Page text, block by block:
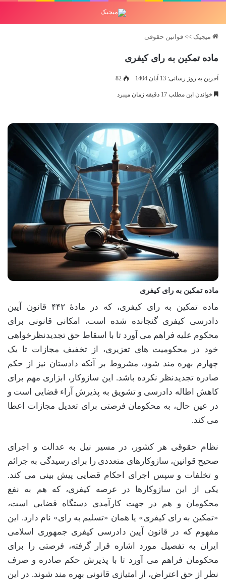
میجیک >> قوانین حقوقی
ماده تمکین به رای کیفری
آخرین به روز رسانی: 13 آبان 1404 82
خواندن این مطلب 17 دقیقه زمان میبرد
ماده تمکین به رای کیفری
ماده تمکین به رای کیفری، که در مادۀ ۴۴۲ قانون آیین
دادرسی کیفری گنجانده شده است، امکانی قانونی برای
محکوم علیه فراهم می آورد تا با اسقاط حق تجدیدنظرخواهی
خود در محکومیت های تعزیری، از تخفیف مجازات تا یک
چهارم بهره مند شود، مشروط بر آنکه دادستان نیز از حکم
صادره تجدیدنظر نکرده باشد. این سازوکار، ابزاری مهم برای
کاهش اطاله دادرسی و تشویق به پذیرش آراء قضایی است و
در عین حال، به محکومان فرصتی برای تعدیل مجازات اعطا
می کند.
نظام حقوقی هر کشور، در مسیر نیل به عدالت و اجرای
صحیح قوانین، سازوکارهای متعددی را برای رسیدگی به جرائم
و تخلفات و سپس اجرای احکام قضایی پیش بینی می کند.
یکی از این سازوکارها در عرصه کیفری، که هم به نفع
محکومان و هم در جهت کارآمدی دستگاه قضایی است،
«تمکین به رای کیفری» یا همان «تسلیم به رای» نام دارد. این
مفهوم که در قانون آیین دادرسی کیفری جمهوری اسلامی
ایران به تفصیل مورد اشاره قرار گرفته، فرصتی را برای
محکومان فراهم می آورد تا با پذیرش حکم صادره و صرف
نظر از حق اعتراض، از امتیازی قانونی بهره مند شوند. در این